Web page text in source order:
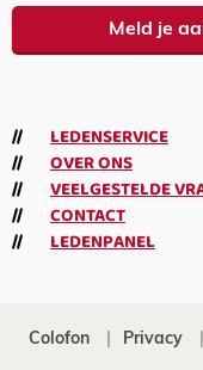
Meld je
LEDENSERVICE
OVER ONS
VEELGESTELDE
CONTACT
LEDENPANEL
Colofon Privacy